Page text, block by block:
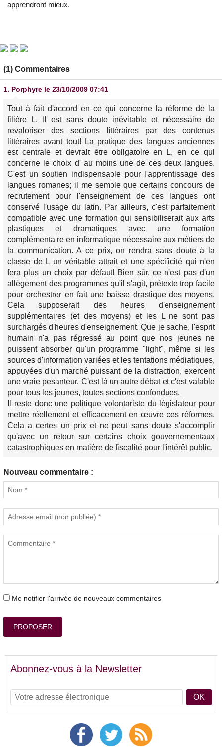
apprendront mieux.
(1) Commentaires
1. Porphyre le 23/10/2009 07:41
Tout à fait d'accord en ce qui concerne la réforme de la
filière L. Il est sans doute inévitable et nécessaire de
revaloriser des sections littéraires par des contenus
littéraires avant tout! La pratique des langues anciennes
est centrale et devrait être obligatoire en L, en ce qui
concerne le choix d' au moins une de ces deux langues.
C'est un soutien indispensable pour l'apprentissage des
langues romanes; il me semble que certains concours de
recrutement pour l'enseignement de ces langues ont
conservé l'usage du latin. Par ailleurs, c'est parfaitement
compatible avec une formation qui sensibiliserait aux arts
plastiques et dramatiques avec une formation
complémentaire en informatique nécessaire aux métiers de
la communication. A ce prix, on rendra sans doute à la
classe de L un véritable attrait et une spécificité qui n'en
fera plus un choix par défaut! Bien sûr, ce n'est pas d'un
allègement des programmes qu'il s'agit, prétexte trop facile
pour orchestrer en fait une baisse drastique des moyens.
Cela supposerait des heures d'enseignement
supplémentaires (et des moyens) et les L ne sont pas
surchargés d'heures d'enseignement. Que je sache, l'esprit
humain n'a pas régressé au point que nos jeunes ne
puissent absorber qu'un programme "light", même si les
sources d'information variées et les tentations médiatiques,
appuyées d'un marché puissant de la distraction, exercent
une vraie pesanteur. C'est là un autre débat et c'est valable
pour tous les jeunes, toutes sections confondues.
Il reste donc une politique volontariste du législateur pour
mettre réellement et efficacement en œuvre ces réformes.
Cela a certes un prix et ne peut sans doute s'accomplir
qu'avec un retour sur certains choix gouvernementaux
catastrophiques en matière de fiscalité pour l'intérêt public.
Nouveau commentaire :
Me notifier l'arrivée de nouveaux commentaires
PROPOSER
Abonnez-vous à la Newsletter
OK